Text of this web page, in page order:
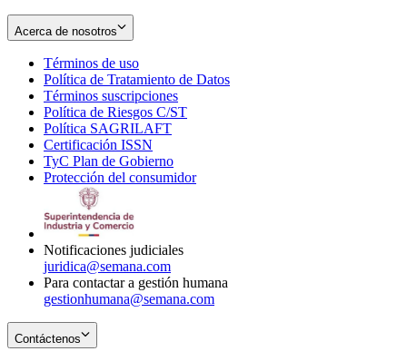
Acerca de nosotros
Términos de uso
in
new
window
Política de Tratamiento de Datos
Términos suscripciones
in
Política de Riesgos C/ST
Política SAGRILAFT
new
window
Certificación ISSN
in
new
TyC Plan de Gobierno
in
Protección del consumidorOpens
Notificaciones judiciales
juridica@semana.com
Para contactar a gestión humana
gestionhumana@semana.com
Contáctenos